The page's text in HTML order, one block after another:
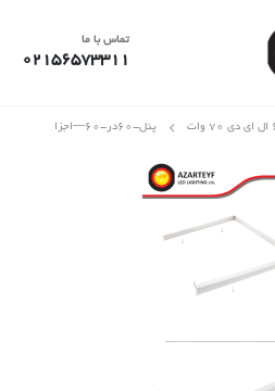
تماس با ما
02156573311
پنل-۶۰در-۶۰—اجزا